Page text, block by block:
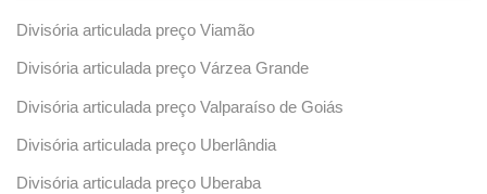
Divisória articulada preço Viamão
Divisória articulada preço Várzea Grande
Divisória articulada preço Valparaíso de Goiás
Divisória articulada preço Uberlândia
Divisória articulada preço Uberaba